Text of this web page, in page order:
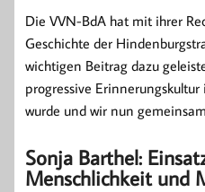
Die VVN-BdA hat mit ihrer
Geschichte der
wichtigen Beitrag dazu
progressive
wurde und wir nun
Sonja Barthel:
Menschlichkeit und